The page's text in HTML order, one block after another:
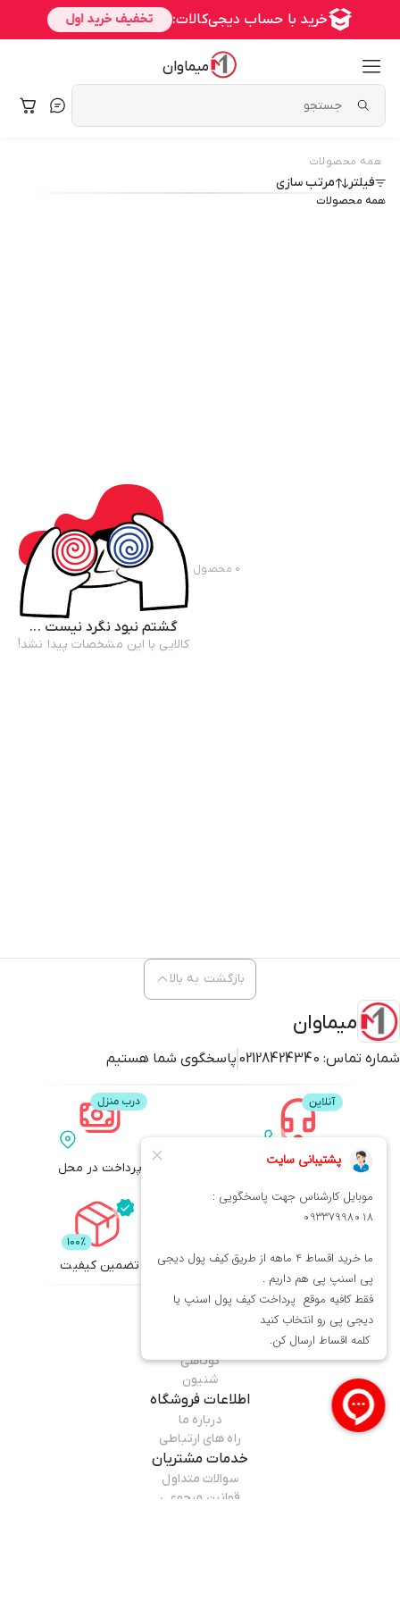
میماوان
همه محصولات
فیلتر مرتب سازی
همه محصولات
۰ محصول
گشتم نبود نگرد نیست ...
کالایی با این مشخصات پیدا نشد!
میماوان
شماره تماس: 02128424340 پاسخگوی شما هستیم
بازگشت به بالا
پشتیبانی پرداخت در محل
تحویل اکسپرس تضمین کیفیت
محصولاتمیماوان
کوتاهی
شنیون
اطلاعات فروشگاه
درباره ما
راه های ارتباطی
خدمات مشتریان
سوالات متداول
قوانین مرجوعی